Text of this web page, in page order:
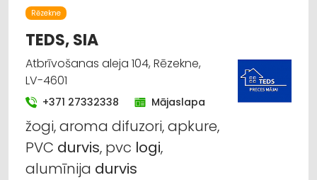
Rēzekne
TEDS, SIA
Atbrīvošanas aleja 104, Rēzekne,
LV-4601
+371 27332338 Mājaslapa
žogi, aroma difuzori, apkure,
PVC durvis, pvc logi,
alumīnija durvis